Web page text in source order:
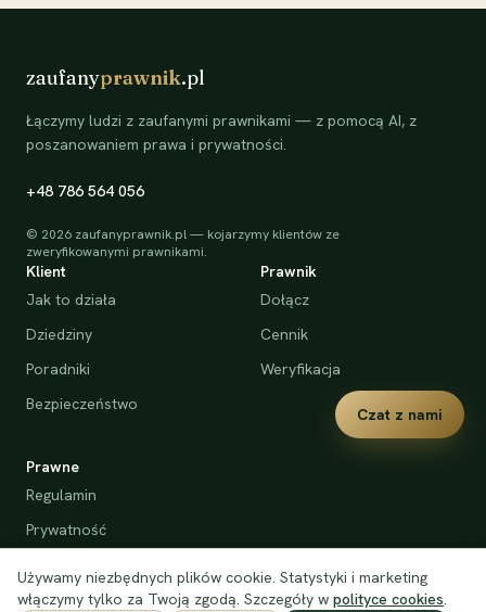
zaufanyprawnik.pl
Łączymy ludzi z zaufanymi prawnikami — z pomocą AI, z
poszanowaniem prawa i prywatności.
+48 786 564 056
© 2026 zaufanyprawnik.pl — kojarzymy klientów ze
zweryfikowanymi prawnikami.
Klient
Jak to działa
Dziedziny
Poradniki
Bezpieczeństwo
Prawnik
Dołącz
Cennik
Weryfikacja
Prawne
Regulamin
Prywatność
Deklaracja dostępności
Czat z nami
Używamy niezbędnych plików cookie. Statystyki i marketing
włączymy tylko za Twoją zgodą. Szczegóły w polityce cookies.